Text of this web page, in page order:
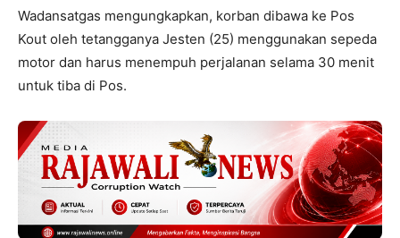
Wadansatgas mengungkapkan, korban dibawa ke Pos
Kout oleh tetangganya Jesten (25) menggunakan sepeda
motor dan harus menempuh perjalanan selama 30 menit
untuk tiba di Pos.